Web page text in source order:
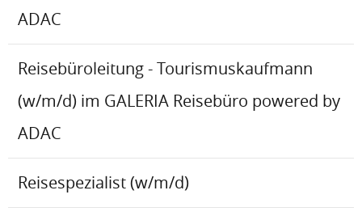
ADAC
Reisebüroleitung - Tourismuskaufmann
(w/m/d) im GALERIA Reisebüro powered by
ADAC
Reisespezialist (w/m/d)